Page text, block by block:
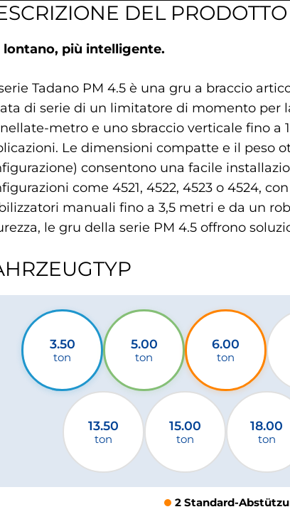
DEL PRODOTTO
lontano, più intelligente.
Tadano PM 4.5 è una gru a braccio
di serie di un limitatore di momento per
metro e uno sbraccio verticale fino a
Le dimensioni compatte e il peso
consentono una facile
come 4521, 4522, 4523 o 4524,
manuali fino a 3,5 metri e da un
le gru della serie PM 4.5 offrono
3.50
ton
5.00
ton
6.00
ton
13.50
ton
15.00
ton
18.00
ton
2 Standard-